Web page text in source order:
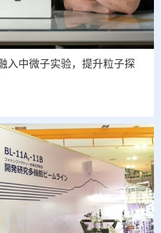
入中微子实验，提升粒子探